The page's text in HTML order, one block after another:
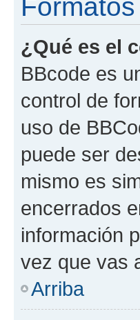
¿Qué es el
BBcode es
control de
uso de
puede ser
mismo es
encerrados
información
vez que vas
Arriba